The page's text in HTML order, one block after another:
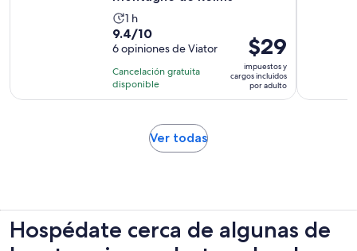
La
actividad
dura
1
hora
1 h
9.4
de
10
con
6
9.4/10
6 opiniones de Viator
Cancelación gratuita
disponible
El
precio
es
de
$29
impuestos y
cargos incluidos
por adulto
Ver todasSe
Hospédate cerca de algunas de